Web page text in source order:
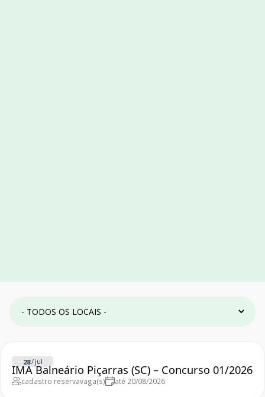
28/ jul
IMA Balneário Piçarras (SC) – Concurso 01/2026
cadastro reservavaga(s) até 20/08/2026